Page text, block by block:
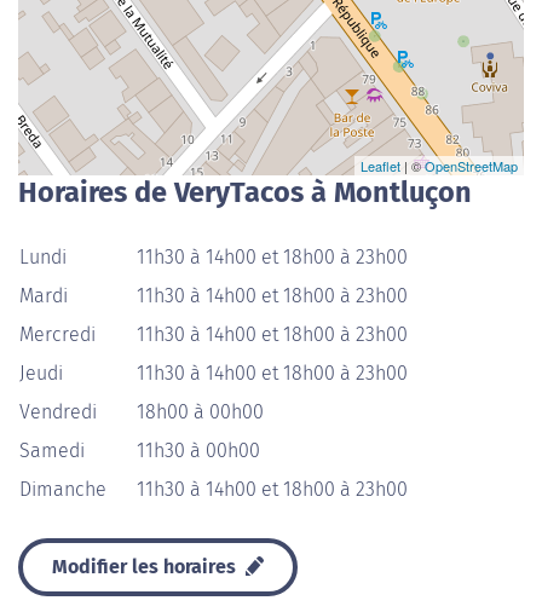
Leaflet | ©OpenStreetMap
Horaires de VeryTacos à Montluçon
Lundi
11h30 à 14h00 et 18h00 à 23h00
Mardi
11h30 à 14h00 et 18h00 à 23h00
Mercredi
11h30 à 14h00 et 18h00 à 23h00
Jeudi
11h30 à 14h00 et 18h00 à 23h00
Vendredi
18h00 à 00h00
Samedi
11h30 à 00h00
Dimanche
11h30 à 14h00 et 18h00 à 23h00
Modifier les horaires